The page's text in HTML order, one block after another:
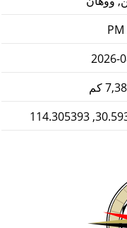
2026-
كم
30.593099,